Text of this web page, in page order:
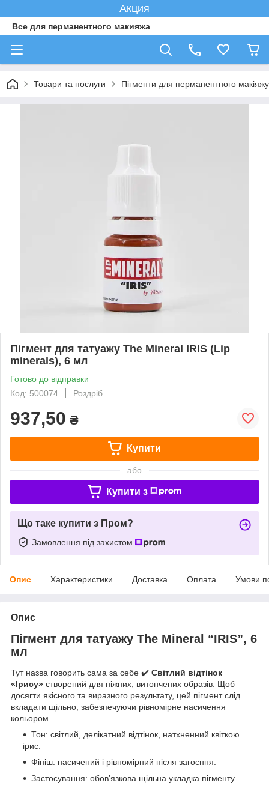
Акция
Все для перманентного макияжа
Товари та послуги Пігменти для перманентного макіяжу
Пігмент для татуажу The Mineral IRIS (Lip
minerals), 6 мл
Готово до відправки
Код: 500074
Роздріб
937,50 ₴
Купити
або
Купити з
Що таке купити з Пром?
Замовлення під захистом
Опис Характеристики Доставка Оплата Умови
Опис
Пігмент для татуажу The Mineral “IRIS”, 6
мл
Тут назва говорить сама за себе ✔️ Світлий відтінок
«Ірису» створений для ніжних, витончених образів. Щоб
досягти якісного та виразного результату, цей пігмент слід
вкладати щільно, забезпечуючи рівномірне насичення
кольором.
Тон: світлий, делікатний відтінок, натхненний квіткою
ірис.
Фініш: насичений і рівномірний після загоєння.
Застосування: обов’язкова щільна укладка пігменту.